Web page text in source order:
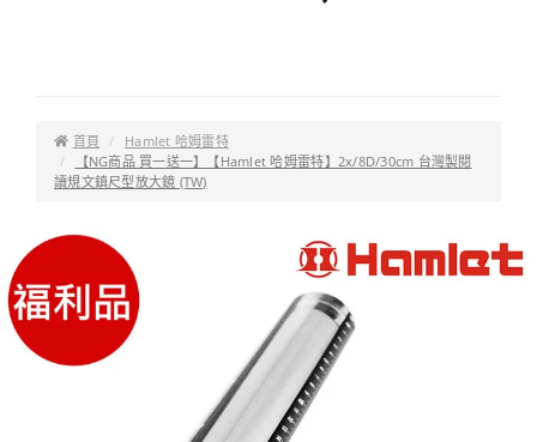
首頁
Hamlet 哈姆雷特
【NG商品 買一送一】【Hamlet 哈姆雷特】2x/8D/30cm 台灣製閱
讀規文鎮尺型放大鏡 (TW)